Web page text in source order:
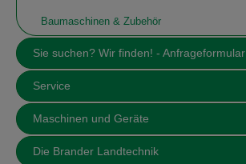
Baumaschinen & Zubehör
Sie suchen? Wir finden! - Anfrageformular
Service
Maschinen und Geräte
Die Brander Landtechnik